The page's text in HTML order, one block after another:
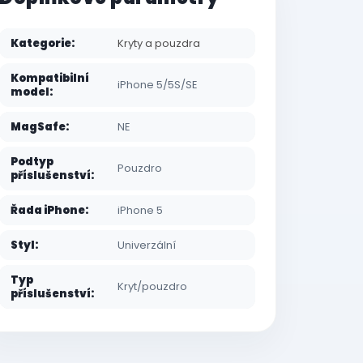
Kategorie: Kryty a pouzdra
Kompatibilní
model: iPhone 5/5S/SE
MagSafe: NE
Podtyp
příslušenství: Pouzdro
Řada iPhone: iPhone 5
Styl: Univerzální
Typ
příslušenství: Kryt/pouzdro